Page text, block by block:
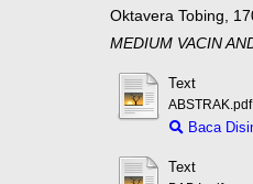
Oktavera Tobing,
MEDIUM VACIN
Text
ABSTRAK.pdf
Baca
Text